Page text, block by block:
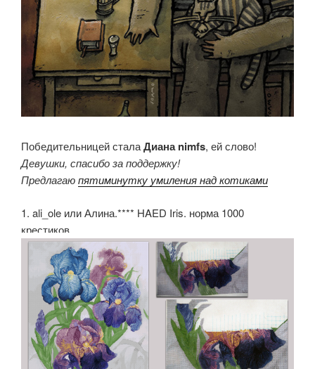
Победительницей сталаДиана nimfs, ей слово!
Девушки, спасибо за поддержку!
Предлагаюпятиминутку умиления над котиками
1. ali_ole или Алина.**** HAED Iris. норма 1000
крестиков.